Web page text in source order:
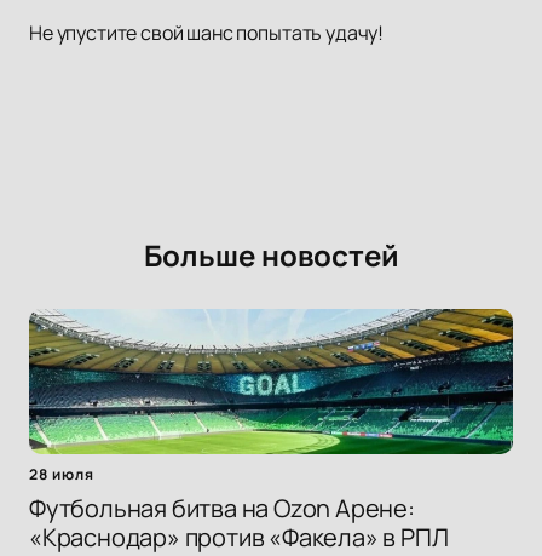
Не упустите свой шанс попытать удачу!
Больше новостей
28 июля
Футбольная битва на Ozon Арене:
«Краснодар» против «Факела» в РПЛ